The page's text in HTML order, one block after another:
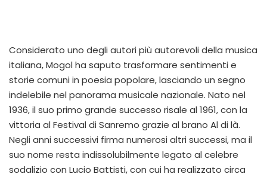
Considerato uno degli autori più autorevoli della musica
italiana, Mogol ha saputo trasformare sentimenti e
storie comuni in poesia popolare, lasciando un segno
indelebile nel panorama musicale nazionale. Nato nel
1936, il suo primo grande successo risale al 1961, con la
vittoria al Festival di Sanremo grazie al brano Al di là.
Negli anni successivi firma numerosi altri successi, ma il
suo nome resta indissolubilmente legato al celebre
sodalizio con Lucio Battisti, con cui ha realizzato circa